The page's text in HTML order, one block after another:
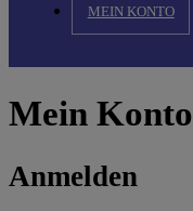
MEIN KONTO
Mein Konto
Anmelden